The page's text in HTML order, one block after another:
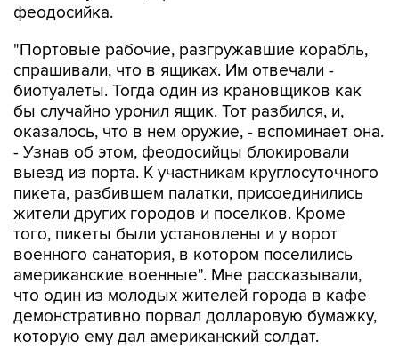
феодосийка.
"Портовые рабочие, разгружавшие корабль,
спрашивали, что в ящиках. Им отвечали -
биотуалеты. Тогда один из крановщиков как
бы случайно уронил ящик. Тот разбился, и,
оказалось, что в нем оружие, - вспоминает она.
- Узнав об этом, феодосийцы блокировали
выезд из порта. К участникам круглосуточного
пикета, разбившем палатки, присоединились
жители других городов и поселков. Кроме
того, пикеты были установлены и у ворот
военного санатория, в котором поселились
американские военные". Мне рассказывали,
что один из молодых жителей города в кафе
демонстративно порвал долларовую бумажку,
которую ему дал американский солдат.